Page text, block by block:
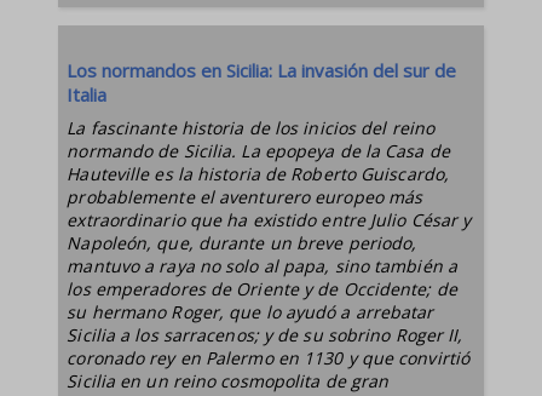
Los normandos en Sicilia: La invasión del sur de
Italia
La fascinante historia de los inicios del reino
normando de Sicilia. La epopeya de la Casa de
Hauteville es la historia de Roberto Guiscardo,
probablemente el aventurero europeo más
extraordinario que ha existido entre Julio César y
Napoleón, que, durante un breve periodo,
mantuvo a raya no solo al papa, sino también a
los emperadores de Oriente y de Occidente; de
su hermano Roger, que lo ayudó a arrebatar
Sicilia a los sarracenos; y de su sobrino Roger II,
coronado rey en Palermo en 1130 y que convirtió
Sicilia en un reino cosmopolita de gran